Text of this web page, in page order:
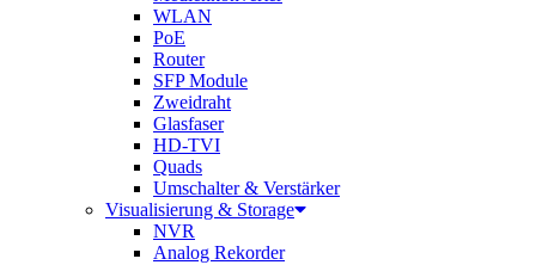
WLAN
PoE
Router
SFP Module
Zweidraht
Glasfaser
HD-TVI
Quads
Umschalter & Verstärker
Visualisierung & Storage
NVR
Analog Rekorder